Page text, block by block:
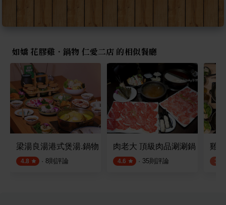
如嬌 花膠雞．鍋物 仁愛二店 的相似餐廳
梁湯良湯港式煲湯.鍋物
4.8 · 8則評論
肉老大 頂級肉品涮涮鍋 敦南創
4.6 · 35則評論
雞
3.8